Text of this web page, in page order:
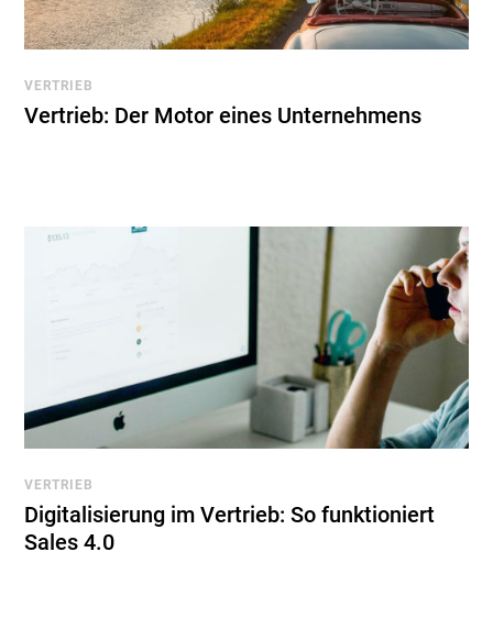
VERTRIEB
Vertrieb: Der Motor eines Unternehmens
VERTRIEB
Digitalisierung im Vertrieb: So funktioniert
Sales 4.0